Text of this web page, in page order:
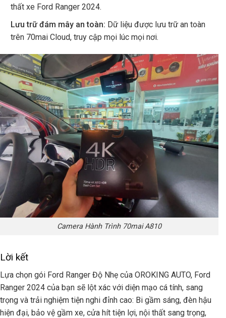
thất xe Ford Ranger 2024.
Lưu trữ đám mây an toàn: Dữ liệu được lưu trữ an toàn
trên 70mai Cloud, truy cập mọi lúc mọi nơi.
Camera Hành Trình 70mai A810
Lời kết
Lựa chọn gói Ford Ranger Độ Nhẹ của OROKING AUTO, Ford
Ranger 2024 của bạn sẽ lột xác với diện mạo cá tính, sang
trọng và trải nghiệm tiện nghi đỉnh cao: Bi gầm sáng, đèn hậu
hiện đại, bảo vệ gầm xe, cửa hít tiện lợi, nội thất sang trọng,